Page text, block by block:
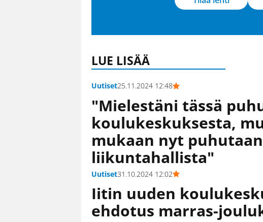
LUE LISÄÄ
Uutiset25.11.2024 12:48
"Mielestäni tässä
koulukeskuksesta,
mukaan nyt
liikuntahallista"
Uutiset31.10.2024 12:02
Iitin uuden
ehdotus marras-